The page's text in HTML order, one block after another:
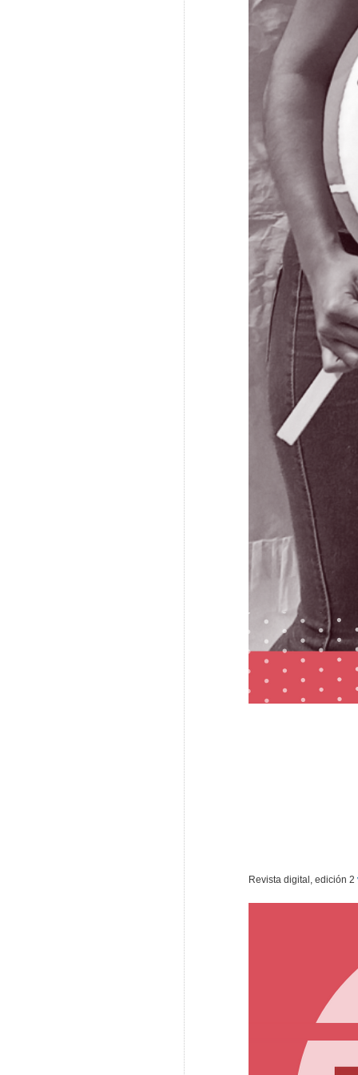
Revista digital, edición 2